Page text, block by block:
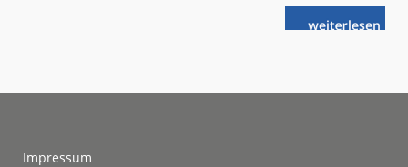
weiterlese
nNaumburger
Impressum